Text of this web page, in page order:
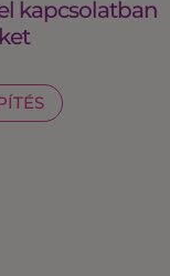
kapcsolatban